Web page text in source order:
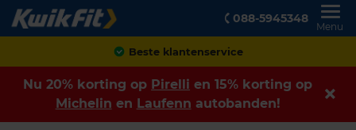
088-5945348
Menu
Achteraf betalen
Nu 20% korting op Pirelli en 15% korting op
Michelin en Laufenn autobanden!